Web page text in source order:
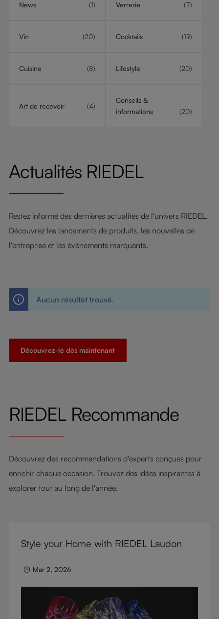
News (1) Verrerie (7)
Vin (20) Cocktails (19)
Cuisine (8) Lifestyle (20)
Art de recevoir (4)
Conseils &
informations
(20)
Actualités RIEDEL
Restez informé des dernières actualités de l'univers RIEDEL.
Découvrez les lancements de produits, les nouvelles de
l'entreprise et les événements marquants.
Aucun résultat trouvé.
Découvrez-le dès maintenant
RIEDEL Recommande
Découvrez des recommandations d'experts conçues pour
enrichir chaque occasion. Trouvez des idées inspirantes à
explorer tout au long de l'année.
Style your Home with RIEDEL Laudon
Mar 2, 2026